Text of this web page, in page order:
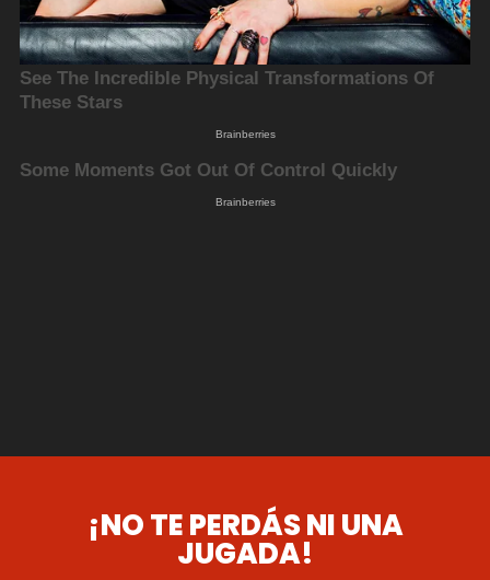
¡NO TE PERDÁS NI UNA
JUGADA!